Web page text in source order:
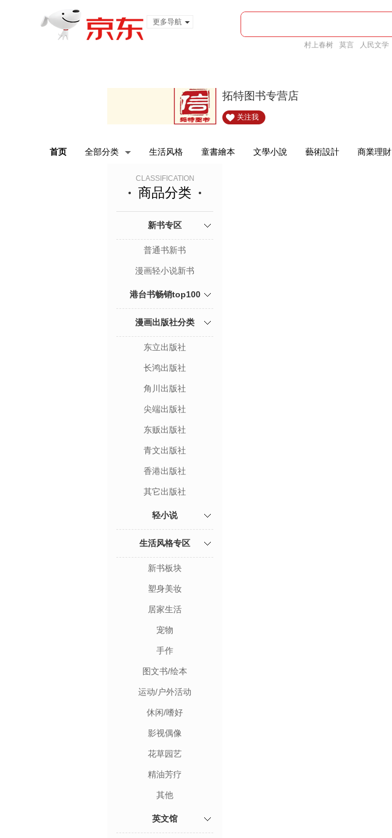
更多导航
村上春树 莫言 人民文学
拓特图书专营店
关注我
首页 全部分类 生活风格 童書繪本 文學小說 藝術設計 商業理財
CLASSIFICATION
商品分类
新书专区
普通书新书
漫画轻小说新书
港台书畅销top100
漫画出版社分类
东立出版社
长鸿出版社
角川出版社
尖端出版社
东贩出版社
青文出版社
香港出版社
其它出版社
轻小说
生活风格专区
新书板块
塑身美妆
居家生活
宠物
手作
图文书/绘本
运动/户外活动
休闲/嗜好
影视偶像
花草园艺
精油芳疗
其他
英文馆